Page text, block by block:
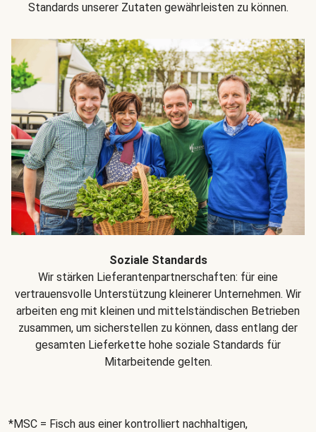
Standards unserer Zutaten gewährleisten zu können.
Soziale Standards
Wir stärken Lieferantenpartnerschaften: für eine
vertrauensvolle Unterstützung kleinerer Unternehmen. Wir
arbeiten eng mit kleinen und mittelständischen Betrieben
zusammen, um sicherstellen zu können, dass entlang der
gesamten Lieferkette hohe soziale Standards für
Mitarbeitende gelten.
*MSC = Fisch aus einer kontrolliert nachhaltigen,